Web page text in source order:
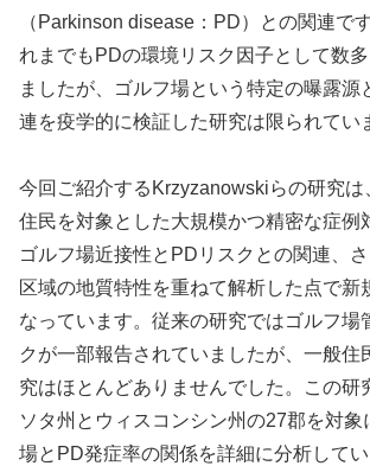
（Parkinson disease：PD）との関連で
れまでもPDの環境リスク因子として数
ましたが、ゴルフ場という特定の曝露源
連を疫学的に検証した研究は限られてい
今回ご紹介するKrzyzanowskiらの研究は
住民を対象とした大規模かつ精密な症例
ゴルフ場近接性とPDリスクとの関連、
区域の地質特性を重ねて解析した点で新
なっています。従来の研究ではゴルフ場
クが一部報告されていましたが、一般住
究はほとんどありませんでした。この研
ソタ州とウィスコンシン州の27郡を対象
場とPD発症率の関係を詳細に分析してい